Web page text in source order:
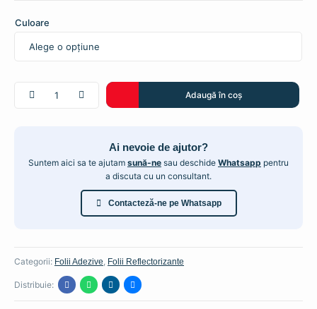
Culoare
Adeziva
Adaugă în coș
Ai nevoie de ajutor?
Suntem aici sa te ajutam sună-ne sau deschide Whatsapp pentru
a discuta cu un consultant.
Contacteză-ne pe Whatsapp
Categorii: Folii Adezive, Folii Reflectorizante
Distribuie: